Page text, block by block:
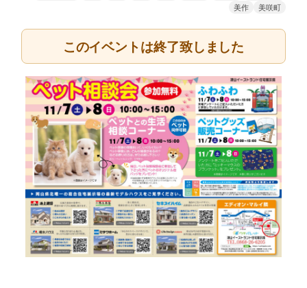
美作
美咲町
このイベントは終了致しました